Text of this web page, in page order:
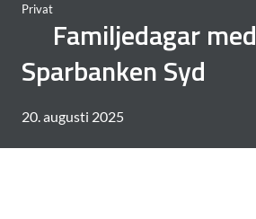
Privat
Familjedagar med
Sparbanken Syd
20. augusti 2025